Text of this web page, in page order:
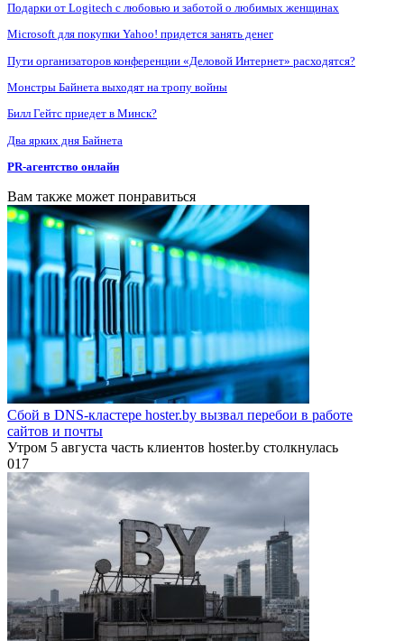
Подарки от Logitech с любовью и заботой о любимых женщинах
Microsoft для покупки Yahoo! придется занять денег
Пути организаторов конференции «Деловой Интернет» расходятся?
Монстры Байнета выходят на тропу войны
Билл Гейтс приедет в Минск?
Два ярких дня Байнета
PR-агентство онлайн
Вам также может понравиться
Сбой в DNS-кластере hoster.by вызвал перебои в работе
сайтов и почты
Утром 5 августа часть клиентов hoster.by столкнулась
017